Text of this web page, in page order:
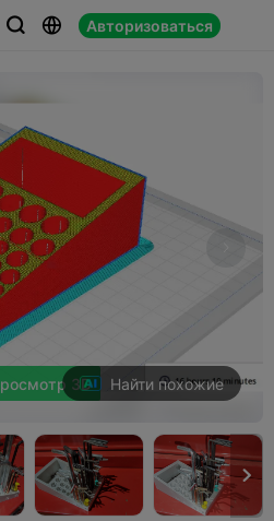
  Авторизоваться
3D Найти похожие
